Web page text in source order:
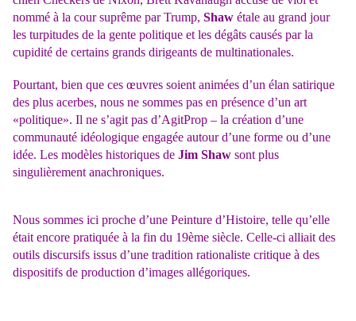
nommé à la cour suprême par Trump, Shaw étale au grand jour
les turpitudes de la gente politique et les dégâts causés par la
cupidité de certains grands dirigeants de multinationales.
Pourtant, bien que ces œuvres soient animées d’un élan satirique
des plus acerbes, nous ne sommes pas en présence d’un art
«politique». Il ne s’agit pas d’AgitProp – la création d’une
communauté idéologique engagée autour d’une forme ou d’une
idée. Les modèles historiques de Jim Shaw sont plus
singulièrement anachroniques.
Nous sommes ici proche d’une Peinture d’Histoire, telle qu’elle
était encore pratiquée à la fin du 19ème siècle. Celle-ci alliait des
outils discursifs issus d’une tradition rationaliste critique à des
dispositifs de production d’images allégoriques.